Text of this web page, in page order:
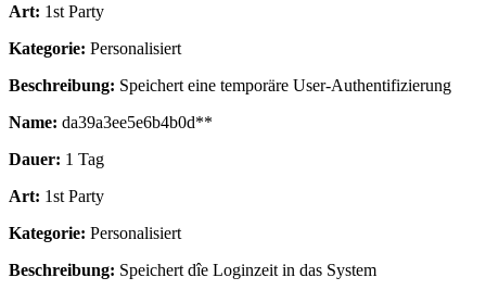
Art: 1st Party
Kategorie: Personalisiert
Beschreibung: Speichert eine temporäre User-Authentifizierung
Name: da39a3ee5e6b4b0d**
Dauer: 1 Tag
Art: 1st Party
Kategorie: Personalisiert
Beschreibung: Speichert dîe Loginzeit in das System